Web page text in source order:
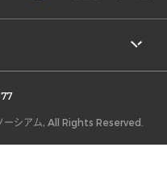
シアム, All Rights Reserved.